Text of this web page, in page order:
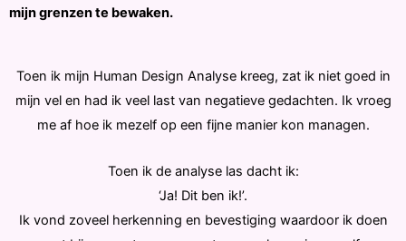
mijn grenzen te bewaken.
Toen ik mijn Human Design Analyse kreeg, zat ik niet goed in
mijn vel en had ik veel last van negatieve gedachten. Ik vroeg
me af hoe ik mezelf op een fijne manier kon managen.
Toen ik de analyse las dacht ik:
‘Ja! Dit ben ik!’.
Ik vond zoveel herkenning en bevestiging waardoor ik doen